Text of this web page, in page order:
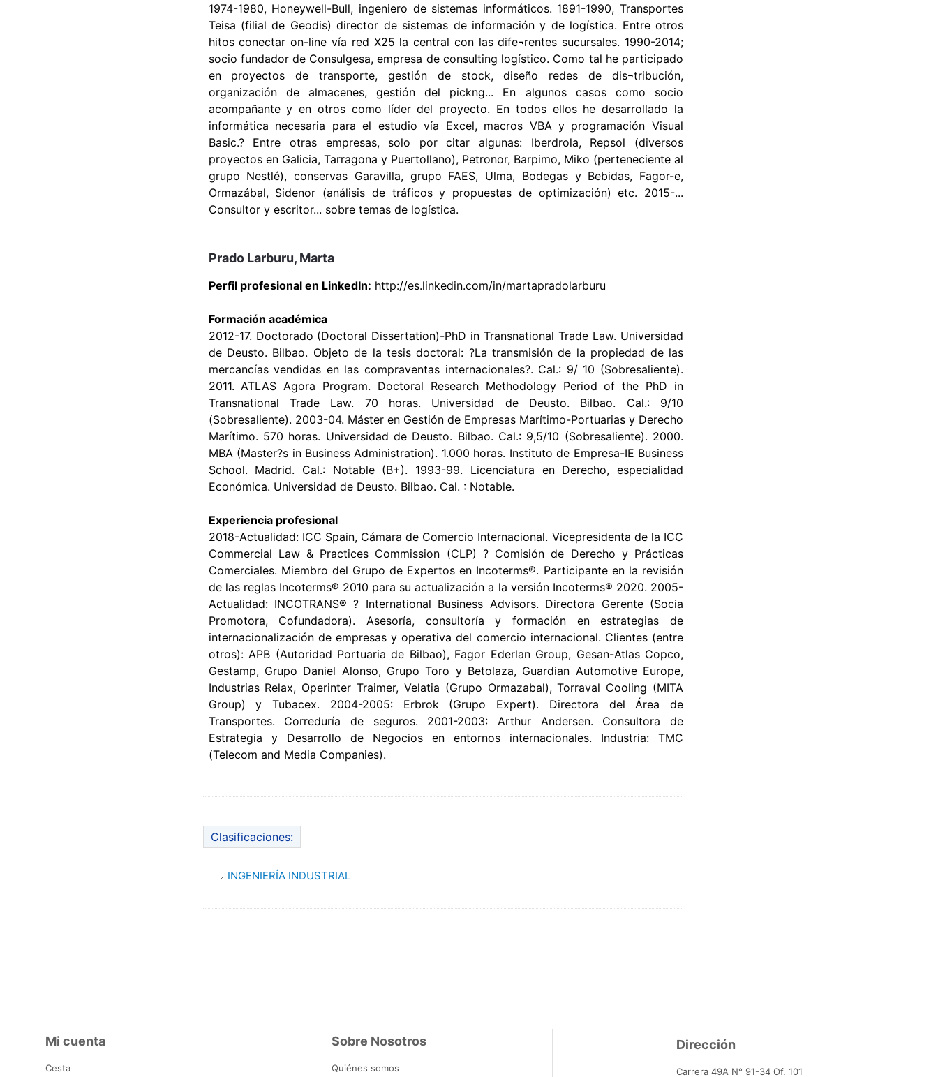
1974-1980, Honeywell-Bull, ingeniero de sistemas informáticos. 1891-1990, Transportes
Teisa (filial de Geodis) director de sistemas de información y de logística. Entre otros
hitos conectar on-line vía red X25 la central con las dife¬rentes sucursales. 1990-2014;
socio fundador de Consulgesa, empresa de consulting logístico. Como tal he participado
en proyectos de transporte, gestión de stock, diseño redes de dis¬tribución,
organización de almacenes, gestión del pickng... En algunos casos como socio
acompañante y en otros como líder del proyecto. En todos ellos he desarrollado la
informática necesaria para el estudio vía Excel, macros VBA y programación Visual
Basic.? Entre otras empresas, solo por citar algunas: Iberdrola, Repsol (diversos
proyectos en Galicia, Tarragona y Puertollano), Petronor, Barpimo, Miko (perteneciente al
grupo Nestlé), conservas Garavilla, grupo FAES, Ulma, Bodegas y Bebidas, Fagor-e,
Ormazábal, Sidenor (análisis de tráficos y propuestas de optimización) etc. 2015-...
Consultor y escritor... sobre temas de logística.
Prado Larburu, Marta
Perfil profesional en LinkedIn: http://es.linkedin.com/in/martapradolarburu
Formación académica
2012-17. Doctorado (Doctoral Dissertation)-PhD in Transnational Trade Law. Universidad
de Deusto. Bilbao. Objeto de la tesis doctoral: ?La transmisión de la propiedad de las
mercancías vendidas en las compraventas internacionales?. Cal.: 9/ 10 (Sobresaliente).
2011. ATLAS Agora Program. Doctoral Research Methodology Period of the PhD in
Transnational Trade Law. 70 horas. Universidad de Deusto. Bilbao. Cal.: 9/10
(Sobresaliente). 2003-04. Máster en Gestión de Empresas Marítimo-Portuarias y Derecho
Marítimo. 570 horas. Universidad de Deusto. Bilbao. Cal.: 9,5/10 (Sobresaliente). 2000.
MBA (Master?s in Business Administration). 1.000 horas. Instituto de Empresa-IE Business
School. Madrid. Cal.: Notable (B+). 1993-99. Licenciatura en Derecho, especialidad
Económica. Universidad de Deusto. Bilbao. Cal. : Notable.
Experiencia profesional
2018-Actualidad: ICC Spain, Cámara de Comercio Internacional. Vicepresidenta de la ICC
Commercial Law & Practices Commission (CLP) ? Comisión de Derecho y Prácticas
Comerciales. Miembro del Grupo de Expertos en Incoterms®. Participante en la revisión
de las reglas Incoterms® 2010 para su actualización a la versión Incoterms® 2020. 2005-
Actualidad: INCOTRANS® ? International Business Advisors. Directora Gerente (Socia
Promotora, Cofundadora). Asesoría, consultoría y formación en estrategias de
internacionalización de empresas y operativa del comercio internacional. Clientes (entre
otros): APB (Autoridad Portuaria de Bilbao), Fagor Ederlan Group, Gesan-Atlas Copco,
Gestamp, Grupo Daniel Alonso, Grupo Toro y Betolaza, Guardian Automotive Europe,
Industrias Relax, Operinter Traimer, Velatia (Grupo Ormazabal), Torraval Cooling (MITA
Group) y Tubacex. 2004-2005: Erbrok (Grupo Expert). Directora del Área de
Transportes. Correduría de seguros. 2001-2003: Arthur Andersen. Consultora de
Estrategia y Desarrollo de Negocios en entornos internacionales. Industria: TMC
(Telecom and Media Companies).
Clasificaciones:
INGENIERÍA INDUSTRIAL
Mi cuenta
Cesta
Sobre Nosotros
Quiénes somos
Dirección
Carrera 49A N° 91-34 Of. 101